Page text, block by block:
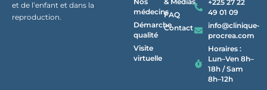
et de l’enfant et dans la
reproduction.
médecins
Démarche
qualité
Visite
virtuelle
FAQ
Contact
+225 27 22
49 01 09
info@clinique-
procrea.com
Horaires :
Lun–Ven 8h–
18h / Sam
8h–12h